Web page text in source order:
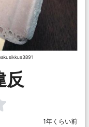
反
1年くらい前